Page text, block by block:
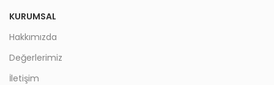
KURUMSAL
Hakkımızda
Değerlerimiz
İletişim